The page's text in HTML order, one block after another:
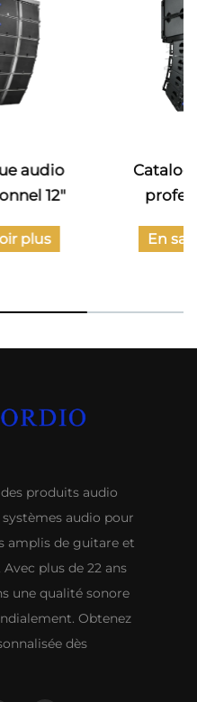
Catalogue audio
professionnel
En savoir plus
produits audio
audio pour
amplis de guitare et
plus de 22 ans
une qualité sonore
Obtenez
dès